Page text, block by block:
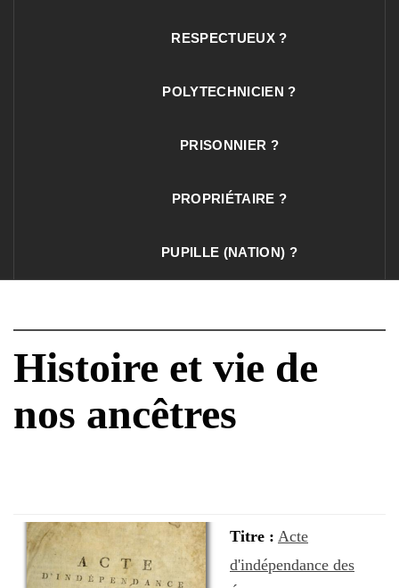
RESPECTUEUX ?
POLYTECHNICIEN ?
PRISONNIER ?
PROPRIÉTAIRE ?
PUPILLE (NATION) ?
Histoire et vie de
nos ancêtres
Titre : Acte
d'indépendance des